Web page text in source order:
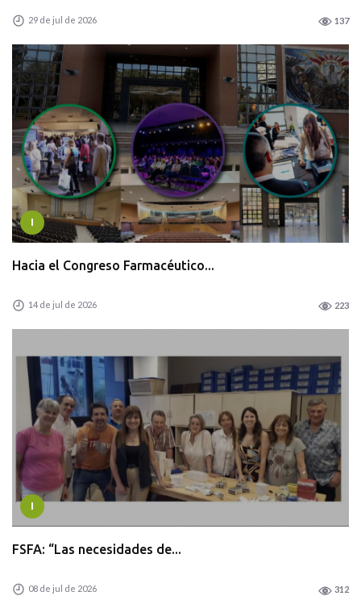
29 de jul de 2026 137
I
Hacia el Congreso Farmacéutico...
14 de jul de 2026 223
I
FSFA: “Las necesidades de...
08 de jul de 2026 312